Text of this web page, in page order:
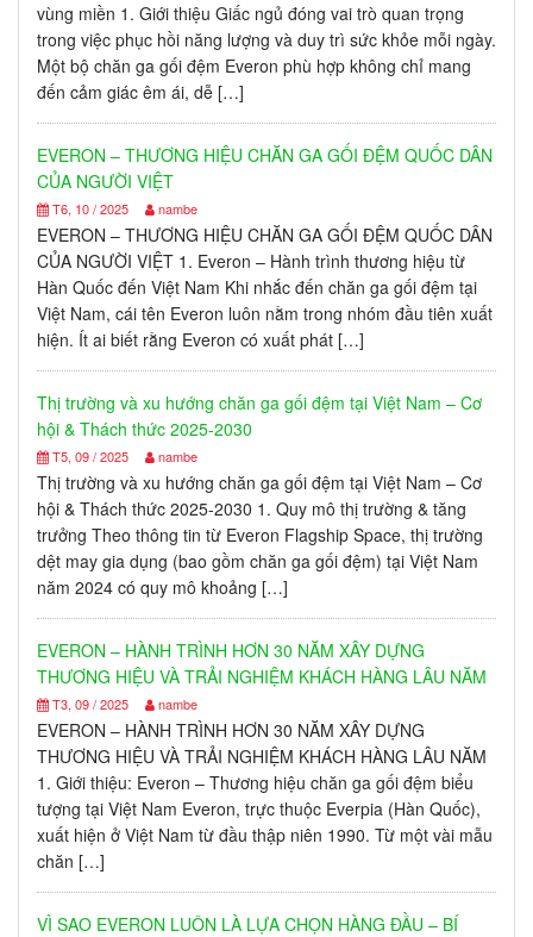
vùng miền 1. Giới thiệu Giấc ngủ đóng vai trò quan trọng
trong việc phục hồi năng lượng và duy trì sức khỏe mỗi ngày.
Một bộ chăn ga gối đệm Everon phù hợp không chỉ mang
đến cảm giác êm ái, dễ […]
EVERON – THƯƠNG HIỆU CHĂN GA GỐI ĐỆM QUỐC DÂN
CỦA NGƯỜI VIỆT
T6, 10 / 2025 nambe
EVERON – THƯƠNG HIỆU CHĂN GA GỐI ĐỆM QUỐC DÂN
CỦA NGƯỜI VIỆT 1. Everon – Hành trình thương hiệu từ
Hàn Quốc đến Việt Nam Khi nhắc đến chăn ga gối đệm tại
Việt Nam, cái tên Everon luôn nằm trong nhóm đầu tiên xuất
hiện. Ít ai biết rằng Everon có xuất phát […]
Thị trường và xu hướng chăn ga gối đệm tại Việt Nam – Cơ
hội & Thách thức 2025-2030
T5, 09 / 2025 nambe
Thị trường và xu hướng chăn ga gối đệm tại Việt Nam – Cơ
hội & Thách thức 2025-2030 1. Quy mô thị trường & tăng
trưởng Theo thông tin từ Everon Flagship Space, thị trường
dệt may gia dụng (bao gồm chăn ga gối đệm) tại Việt Nam
năm 2024 có quy mô khoảng […]
EVERON – HÀNH TRÌNH HƠN 30 NĂM XÂY DỰNG
THƯƠNG HIỆU VÀ TRẢI NGHIỆM KHÁCH HÀNG LÂU NĂM
T3, 09 / 2025 nambe
EVERON – HÀNH TRÌNH HƠN 30 NĂM XÂY DỰNG
THƯƠNG HIỆU VÀ TRẢI NGHIỆM KHÁCH HÀNG LÂU NĂM
1. Giới thiệu: Everon – Thương hiệu chăn ga gối đệm biểu
tượng tại Việt Nam Everon, trực thuộc Everpia (Hàn Quốc),
xuất hiện ở Việt Nam từ đầu thập niên 1990. Từ một vài mẫu
chăn […]
VÌ SAO EVERON LUÔN LÀ LỰA CHỌN HÀNG ĐẦU – BÍ